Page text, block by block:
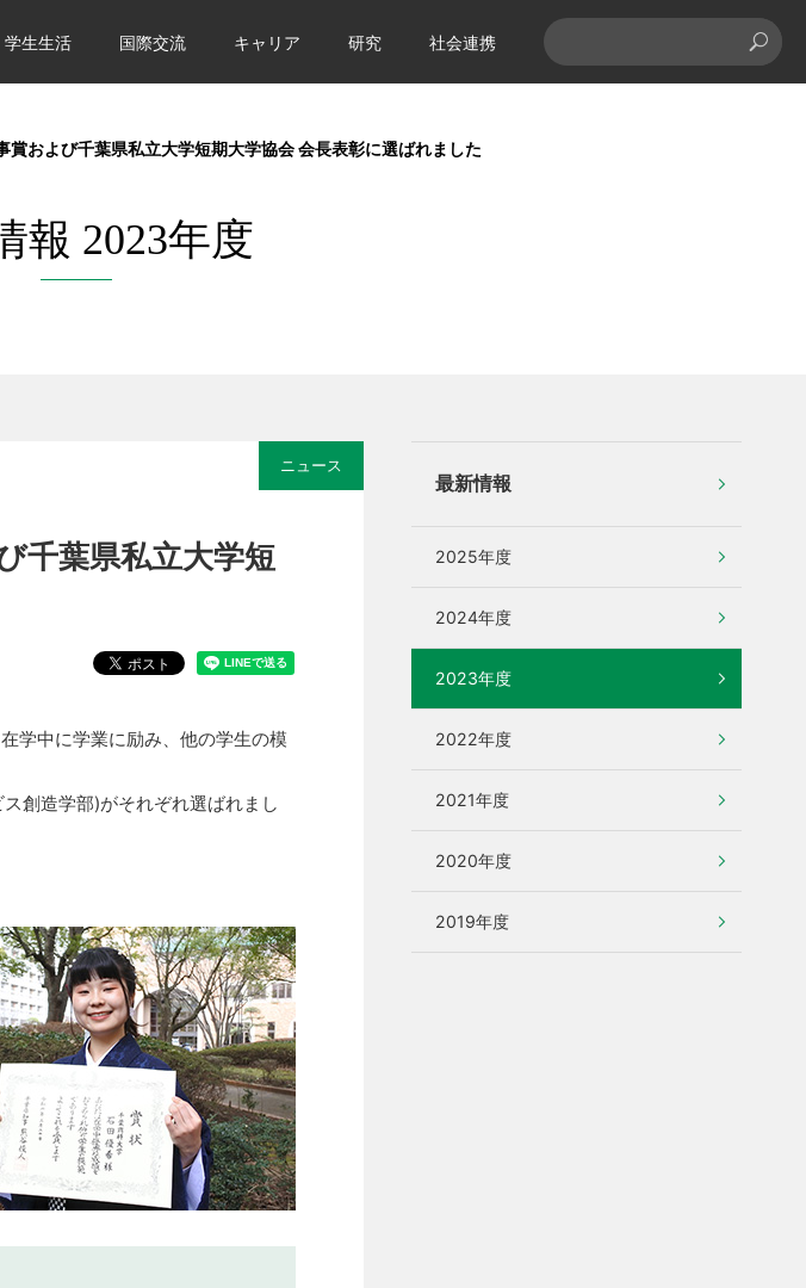
学生生活 国際交流 キャリア 研究 社会連携
および千葉県私立大学短期大学協会 会長表彰に選ばれました
報 2023年度
ニュース
千葉県私立大学短
学中に学業に励み、他の学生の模
創造学部)がそれぞれ選ばれまし
最新情報
2025年度
2024年度
2023年度
2022年度
2021年度
2020年度
2019年度